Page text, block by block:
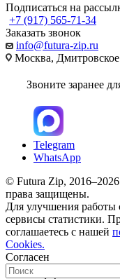
Подписаться на
+7 (917) 565-71-34
Заказать звонок
info@futura-zip.ru
Москва,
Звоните заранее
Telegram
WhatsApp
© Futura Zip,
права защищены.
Для улучшения
сервисы статистики.
соглашаетесь с нашей
Cookies.
Согласен